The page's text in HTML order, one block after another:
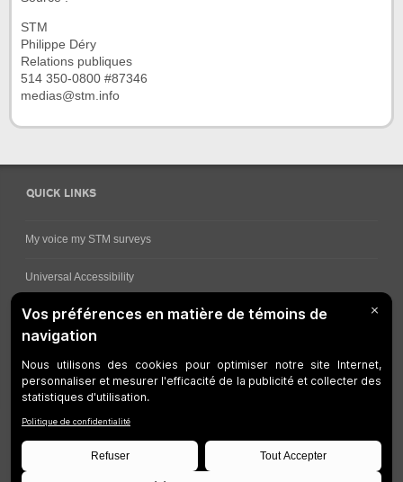
STM
Philippe Déry
Relations publiques
514 350-0800 #87346
medias@stm.info
QUICK LINKS
My voice my STM surveys
Universal Accessibility
Ways for viewing bus schedules
Customer service
Web Accessibility
Who can consult this page?
Site Plan